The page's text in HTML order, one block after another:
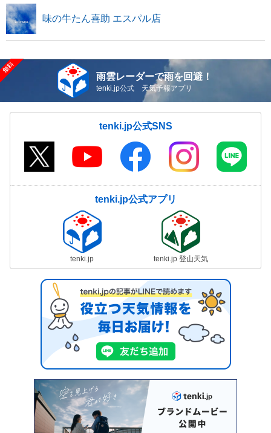
味の牛たん喜助 エスパル店
雨雲レーダーで雨を回避！
tenki.jp公式 天気予報アプリ
tenki.jp公式SNS
tenki.jp公式アプリ
tenki.jp tenki.jp 登山天気